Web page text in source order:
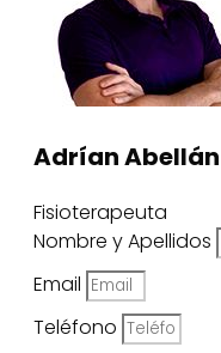
Adrían Abellán
Fisioterapeuta
Nombre y Apellidos
Email
Teléfono